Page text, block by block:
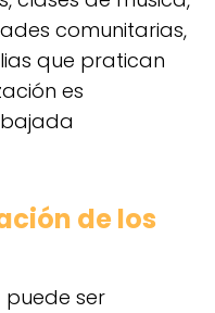
comunitarias,
que pratican
es
de los
puede ser